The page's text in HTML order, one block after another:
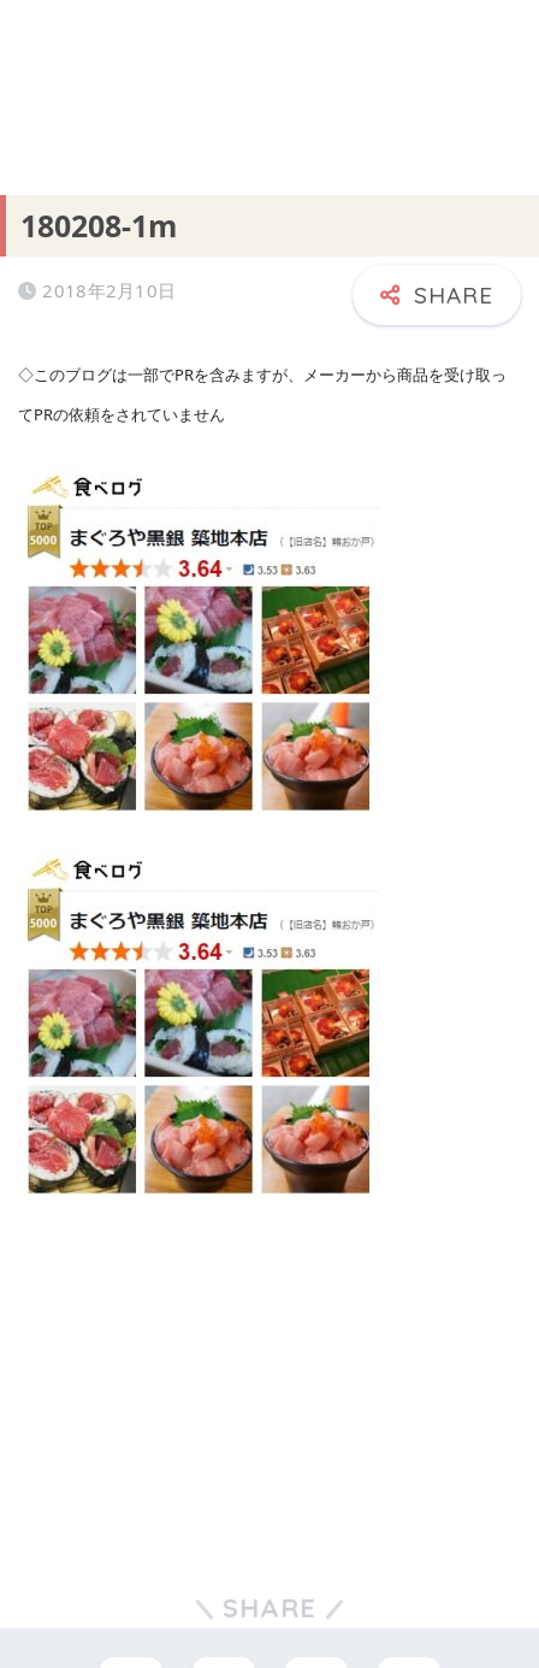
180208-1m
2018年2月10日
◇このブログは一部でPRを含みますが、メーカーから商品を受け取っ
てPRの依頼をされていません
SHARE